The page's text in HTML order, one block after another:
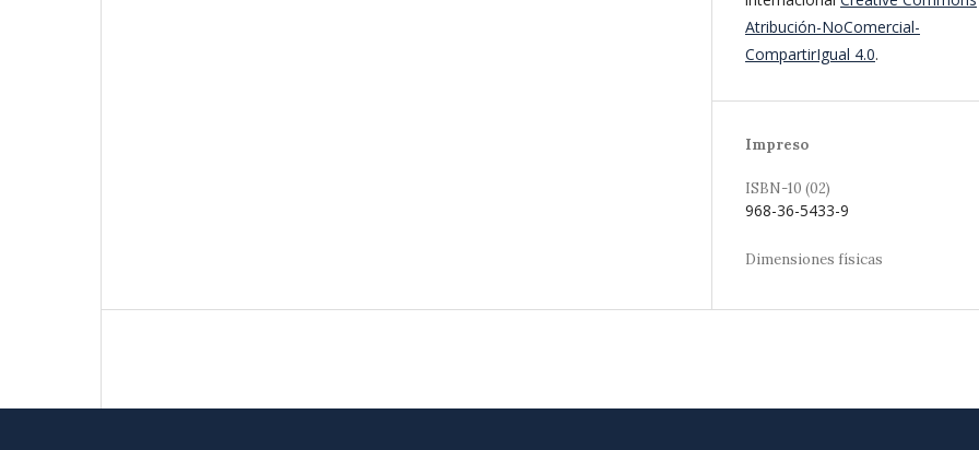
Atribución-NoComercial-
CompartirIgual 4.0.
Impreso
ISBN-10 (02)
968-36-5433-9
Dimensiones físicas